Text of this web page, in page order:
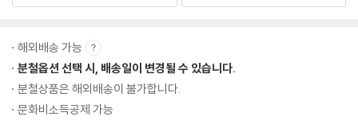
해외배송 가능
분철옵션 선택 시, 배송일이 변경될 수 있습니다.
분철상품은 해외배송이 불가합니다.
문화비소득공제 가능